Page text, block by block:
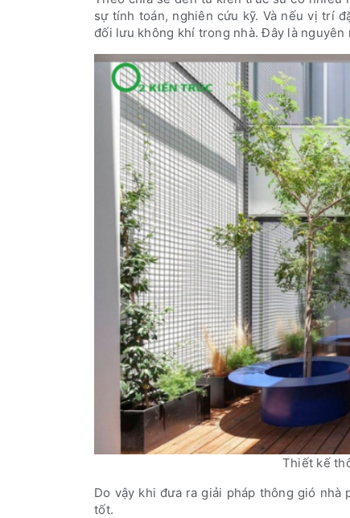
sự tính toán, nghiên cứu kỹ. Và nếu vị trí
đối lưu không khí trong nhà. Đây là
Thiết kế
Do vậy khi đưa ra giải pháp thông gió
tốt.